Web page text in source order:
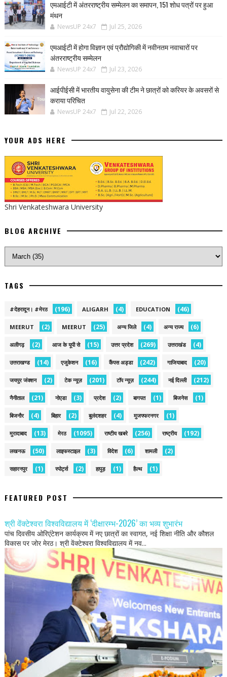
एमआईटी में अंतरराष्ट्रीय सम्मेलन का समापन, 151 शोध पत्रों पर हुआ
मंथन
NewsUP 24x7 Jul 25, 2026
एमआईटी में होगा विज्ञान एवं प्रौद्योगिकी में नवीनतम नवाचारों पर
अंतरराष्ट्रीय सम्मेलन
NewsUP 24x7 Jul 23, 2026
आईपीईसी में भारतीय वायुसेना की टीम ने छात्रों को करियर के अवसरों से
कराया परिचित
NewsUP 24x7 Jul 22, 2026
YOUR ADS HERE
Shri Venkateshwara University
BLOG ARCHIVE
TAGS
#देहरादून। #मेरठ (196) ALIGARH (4) EDUCATION (46)
MEERUT (2) MEERUT (25) अन्य जिले (4) अन्य राज्य (6)
अलीगढ़ (2) आज के यूपी से (15) उत्तर प्रदेश (269) उत्तराखंड (4)
उत्तराखण्ड (14) एजुकेशन (16) कैंपस अड्डा (242) गाजियाबाद (20)
जयपुर जंक्शन (2) टेक न्यूज़ (201) टॉप न्यूज़ (244) नई द‍िल्ली (212)
नैनीताल (21) नोएडा (3) प्रदेश (2) बागपत (1) बिजनेस (1)
बिजनौर (4) बिहार (2) बुलंदशहर (4) मुजफ्फरनगर (1)
मुरादाबाद (13) मेरठ (1095) राष्टीय खबरे (256) राष्ट्रीय (192)
लखनऊ (50) लाइफस्टाइल (3) विदेश (6) शामली (2)
सहारनपुर (1) स्पोर्ट्स (2) हापुड़ (1) हैल्थ (1)
FEATURED POST
श्री वेंक्टेश्वरा विश्वविद्यालय में ‘दीक्षारम्भ-2026’ का भव्य शुभारंभ
पांच दिवसीय ओरिएंटेशन कार्यक्रम में नए छात्रों का स्वागत, नई शिक्षा नीति और कौशल
विकास पर जोर मेरठ। श्री वेंक्टेश्वरा विश्वविद्यालय में नव...